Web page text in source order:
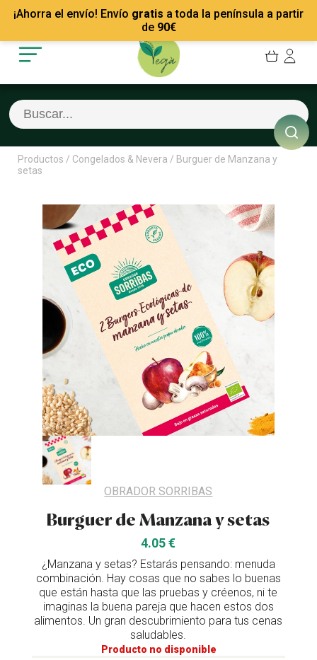
¡Ahorra el envío! Envío gratis a toda la península a partir
de 90€
Mis Pedidos
Mis favoritos
Cerrar sesión
Recetas
Empresas
Contacto
Productos / Congelados & Nevera / Burguer de Manzana y
setas
OBRADOR SORRIBAS
Burguer de Manzana y setas
4.05 €
¿Manzana y setas? Estarás pensando: menuda
combinación. Hay cosas que no sabes lo buenas
que están hasta que las pruebas y créenos, ni te
imaginas la buena pareja que hacen estos dos
alimentos. Un gran descubrimiento para tus cenas
saludables.
Producto no disponible